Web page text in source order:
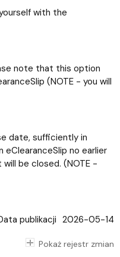
with the
note that this option
(NOTE - you will
date, sufficiently in
eClearanceSlip no earlier
be closed. (NOTE -
publikacji 2026-05-14
Pokaż rejestr zmian